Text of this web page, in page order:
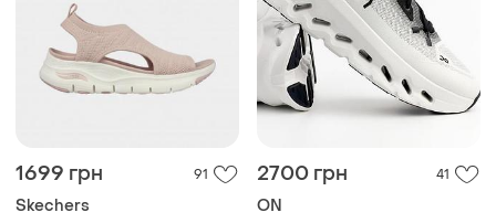
1699 грн 91
Skechers
2700 грн 41
ON